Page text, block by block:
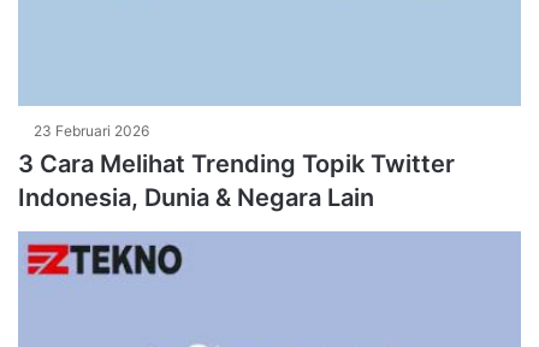
23 Februari 2026
3 Cara Melihat Trending Topik Twitter
Indonesia, Dunia & Negara Lain